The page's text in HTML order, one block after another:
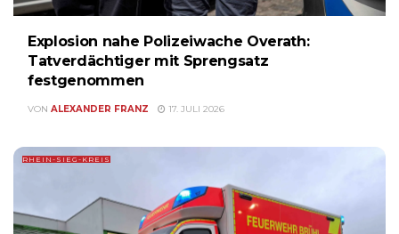
Explosion nahe Polizeiwache Overath:
Tatverdächtiger mit Sprengsatz
festgenommen
VON ALEXANDER FRANZ 17. JULI 2026
RHEIN-SIEG-KREIS